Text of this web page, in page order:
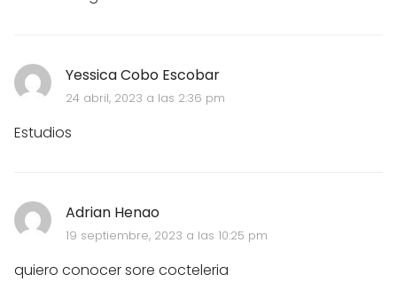
Yessica Cobo Escobar
24 abril, 2023 a las 2:36 pm
Estudios
Adrian Henao
19 septiembre, 2023 a las 10:25 pm
quiero conocer sore cocteleria